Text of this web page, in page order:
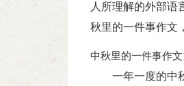
人所理解的外部语
秋里的一件事作文
中秋里的一件事作文
一年一度的中